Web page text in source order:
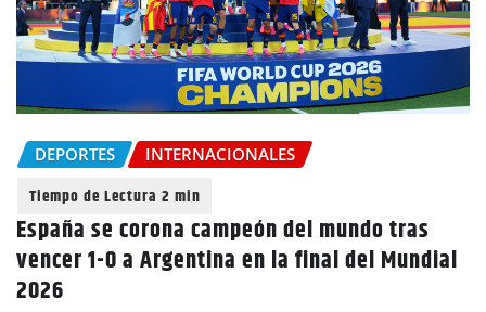
DEPORTES INTERNACIONALES
España se corona campeón del mundo tras
vencer 1-0 a Argentina en la final del Mundial
2026